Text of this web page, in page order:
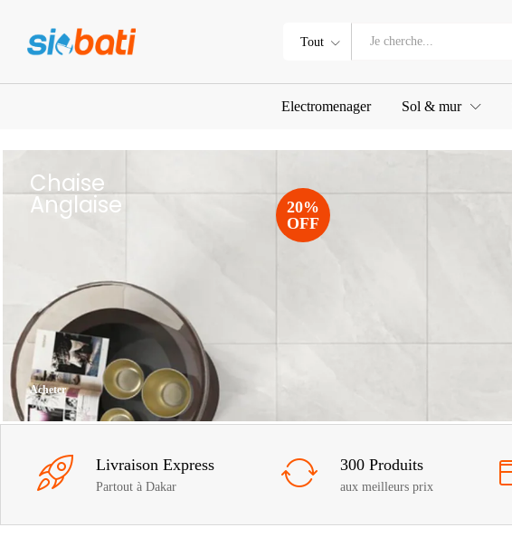
Tout
Electromenager Sol & mur
Chaise
Anglaise
Acheter
20%
OFF
Livraison Express
Partout à Dakar
300 Produits
aux meilleurs prix